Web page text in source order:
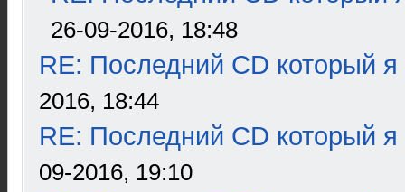
26-09-2016, 18:48
RE: Последний CD который я
2016, 18:44
RE: Последний CD который я
09-2016, 19:10